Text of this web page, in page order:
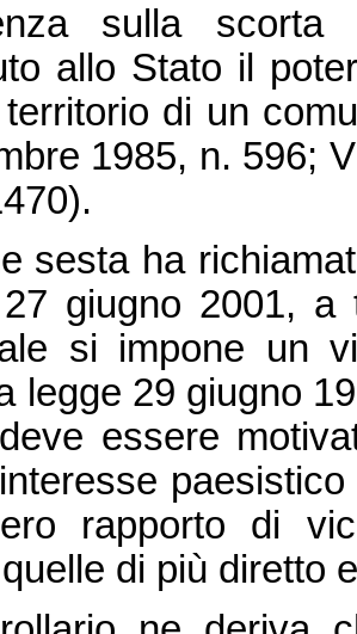
sulla scorta
allo Stato il
di un
1985, n. 596;
sesta ha
giugno 2001, a
si impone un
legge 29 giugno
essere
rapporto di
di più diretto